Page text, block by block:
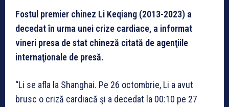
Fostul premier chinez Li Keqiang (2013-2023) a
decedat în urma unei crize cardiace, a informat
vineri presa de stat chineză citată de agenţiile
internaţionale de presă.
“Li se afla la Shanghai. Pe 26 octombrie, Li a avut
brusc o criză cardiacă şi a decedat la 00:10 pe 27